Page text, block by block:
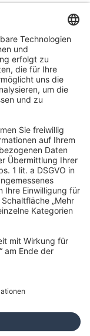
die
– von
– mit Spaß,
offen! Du hast
und eine